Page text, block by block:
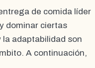
de comida líder
dominar ciertas
adaptabilidad son
A continuación,